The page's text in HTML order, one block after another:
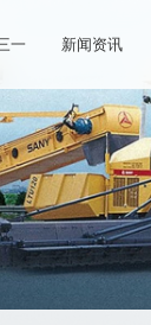
一 新闻资讯